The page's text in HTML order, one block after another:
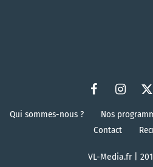
Qui sommes-nous ? Nos
Contact
VL-Media.fr |